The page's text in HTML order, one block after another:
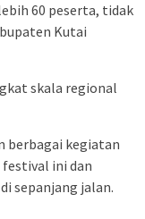
60 peserta, tidak
Kutai
skala regional
berbagai kegiatan
ini dan
sepanjang jalan.